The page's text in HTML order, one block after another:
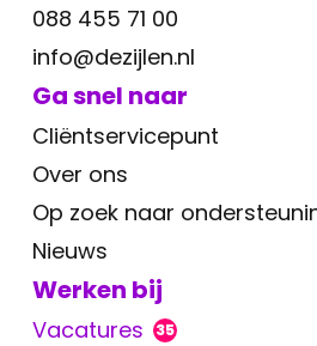
088 455 71 00
info@dezijlen.nl
Ga snel naar
Cliëntservicepunt
Over ons
Op zoek naar
Nieuws
Werken bij
Vacatures 35